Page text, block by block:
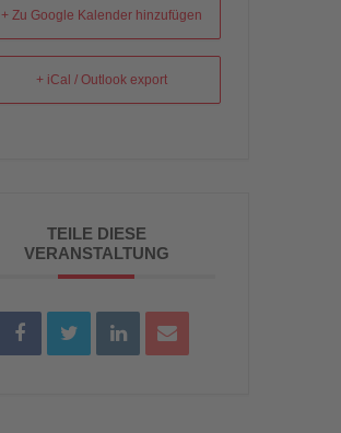
+ Zu Google Kalender hinzufügen
+ iCal / Outlook export
TEILE DIESE
VERANSTALTUNG